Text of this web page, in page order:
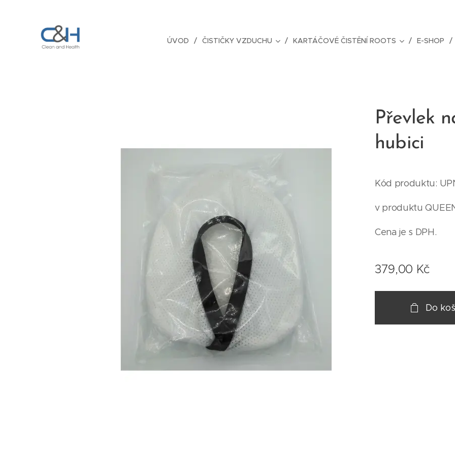
ÚVOD ČISTIČKY VZDUCHU KARTÁČOVÉ ČISTĚNÍ ROOTS E-SHOP
Převlek
hubici
Kód produktu:
v produktu
Cena je s DPH.
379,00 Kč
Do